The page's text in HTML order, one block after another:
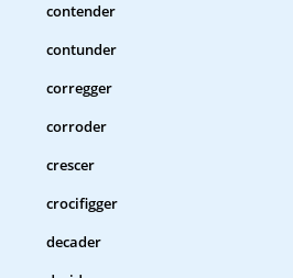
contender
contunder
corregger
corroder
crescer
crocifigger
decader